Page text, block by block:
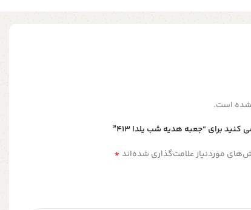
است.
برای “جعبه هدیه شب یلدا ۴۱۳”
موردنیاز علامت‌گذاری شده‌اند*